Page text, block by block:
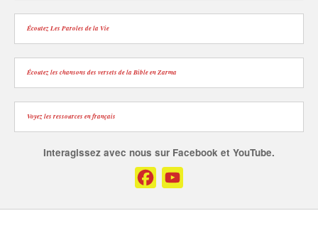
Écoutez Les Paroles de la Vie
Écoutez les chansons des versets de la Bible en Zarma
Voyez les ressources en français
Interagissez avec nous sur Facebook et YouTube.
Facebook